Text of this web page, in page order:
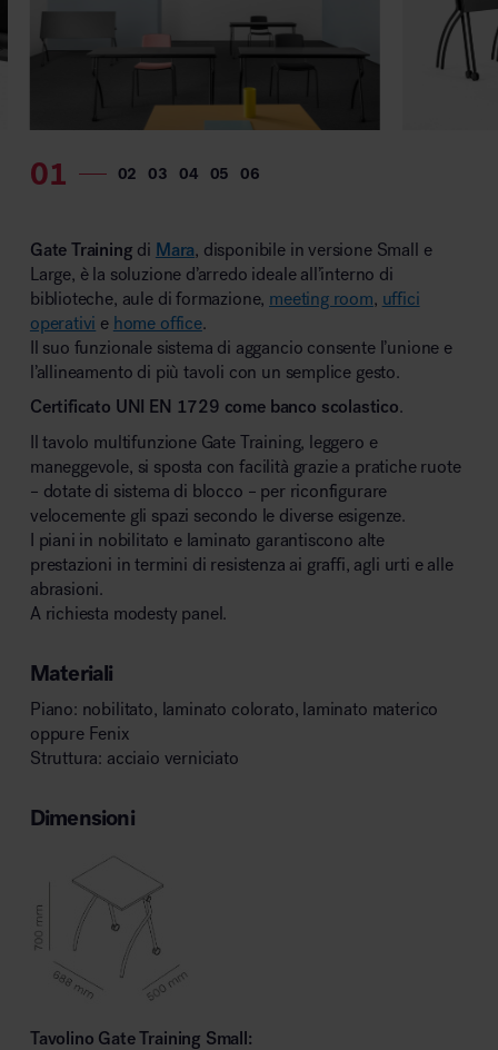
Gate Training di Mara, disponibile in versione Small e
Large, è la soluzione d’arredo ideale all’interno di
biblioteche, aule di formazione, meeting room, uffici
operativi e home office.
Il suo funzionale sistema di aggancio consente l’unione e
l’allineamento di più tavoli con un semplice gesto.
Certificato UNI EN 1729 come banco scolastico.
Il tavolo multifunzione Gate Training, leggero e
maneggevole, si sposta con facilità grazie a pratiche ruote
– dotate di sistema di blocco – per riconfigurare
velocemente gli spazi secondo le diverse esigenze.
I piani in nobilitato e laminato garantiscono alte
prestazioni in termini di resistenza ai graffi, agli urti e alle
abrasioni.
A richiesta modesty panel.
Materiali
Piano: nobilitato, laminato colorato, laminato materico
oppure Fenix
Struttura: acciaio verniciato
Dimensioni
Tavolino Gate Training Small: